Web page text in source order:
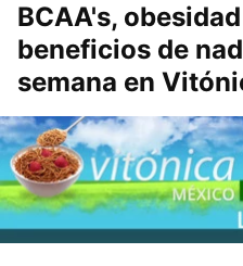
BCAA's,
beneficios de
semana en